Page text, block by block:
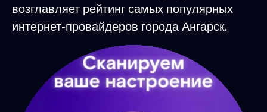
возглавляет рейтинг самых популярных
интернет-провайдеров города Ангарск.